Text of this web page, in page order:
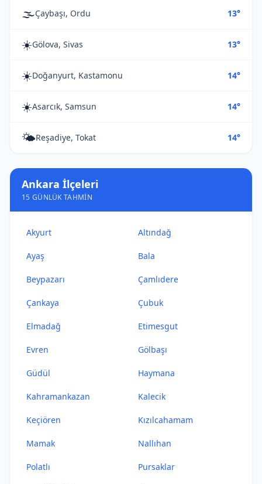
🌫️Çaybaşı, Ordu 13°
☀️Gölova, Sivas 13°
☀️Doğanyurt, Kastamonu 14°
☀️Asarcık, Samsun 14°
🌤️Reşadiye, Tokat 14°
Ankara İlçeleri
15 GÜNLÜK TAHMIN
Akyurt Altındağ
Ayaş Bala
Beypazarı Çamlıdere
Çankaya Çubuk
Elmadağ Etimesgut
Evren Gölbaşı
Güdül Haymana
Kahramankazan Kalecik
Keçiören Kızılcahamam
Mamak Nallıhan
Polatlı Pursaklar